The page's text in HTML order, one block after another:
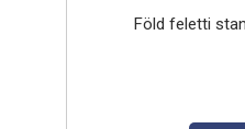
Föld feletti